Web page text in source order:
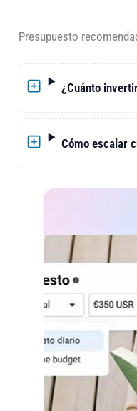
Presupuesto
¿Cuánto
Cómo escalar